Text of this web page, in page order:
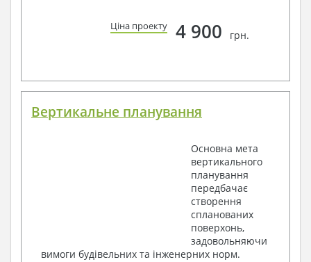
Ціна проекту 4 900 грн.
Вертикальне планування
Основна мета
вертикального
планування
передбачає
створення
спланованих
поверхонь,
задовольняючи
вимоги будівельних та інженерних норм.